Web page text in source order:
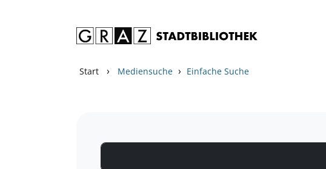
Start › Mediensuche › Einfache Suche